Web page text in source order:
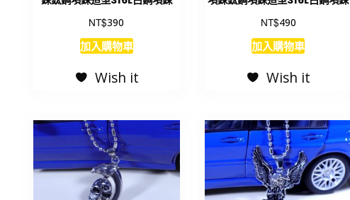
NT$390
加入購物車
Wish it
NT$490
加入購物車
Wish it